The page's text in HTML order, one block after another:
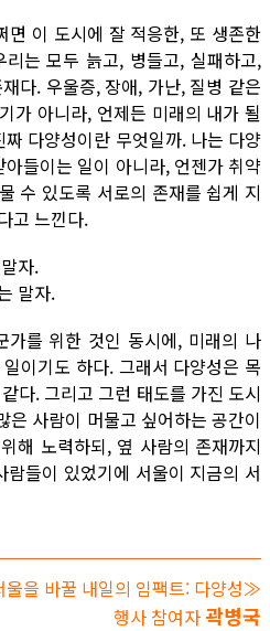
면 이 도시에 잘 적응한, 또 생존한
는 모두 늙고, 병들고, 실패하고,
다. 우울증, 장애, 가난, 질병 같은
가 아니라, 언제든 미래의 내가 될
다양성이란 무엇일까. 나는 다양
들이는 일이 아니라, 언젠가 취약
수 있도록 서로의 존재를 쉽게 지
고 느낀다.
자.
말자.
가를 위한 것인 동시에, 미래의 나
이기도 하다. 그래서 다양성은 목
다. 그리고 그런 태도를 가진 도시
은 사람이 머물고 싶어하는 공간이
해 노력하되, 옆 사람의 존재까지
들이 있었기에 서울이 지금의 서
을 바꿀 내일의 임팩트: 다양성≫
행사 참여자 곽병국